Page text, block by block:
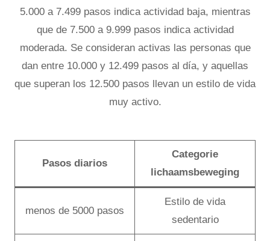
5.000 a 7.499 pasos indica actividad baja, mientras
que de 7.500 a 9.999 pasos indica actividad
moderada. Se consideran activas las personas que
dan entre 10.000 y 12.499 pasos al día, y aquellas
que superan los 12.500 pasos llevan un estilo de vida
muy activo.
Pasos diarios
Categorie
lichaamsbeweging
menos de 5000 pasos
Estilo de vida
sedentario